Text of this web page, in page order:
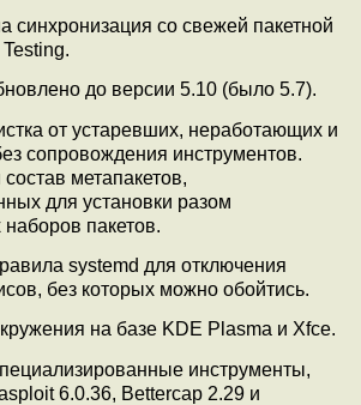
синхронизация со свежей пакетной
до версии 5.10 (было 5.7).
от устаревших, неработающих и
сопровождения инструментов.
метапакетов,
для установки разом
наборов пакетов.
systemd для отключения
без которых можно обойтись.
на базе KDE Plasma и Xfce.
инструменты,
6.0.36, Bettercap 2.29 и